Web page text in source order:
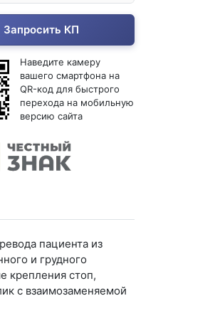
Запросить КП
Наведите камеру
вашего смартфона на
QR-код для быстрого
перехода на мобильную
версию сайта
пациента из
и грудного
крепления стоп,
с взаимозаменяемой